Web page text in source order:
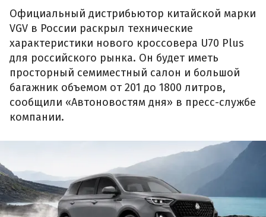
Официальный дистрибьютор китайской марки
VGV в России раскрыл технические
характеристики нового кроссовера U70 Plus
для российского рынка. Он будет иметь
просторный семиместный салон и большой
багажник объемом от 201 до 1800 литров,
сообщили «Автоновостям дня» в пресс-службе
компании.